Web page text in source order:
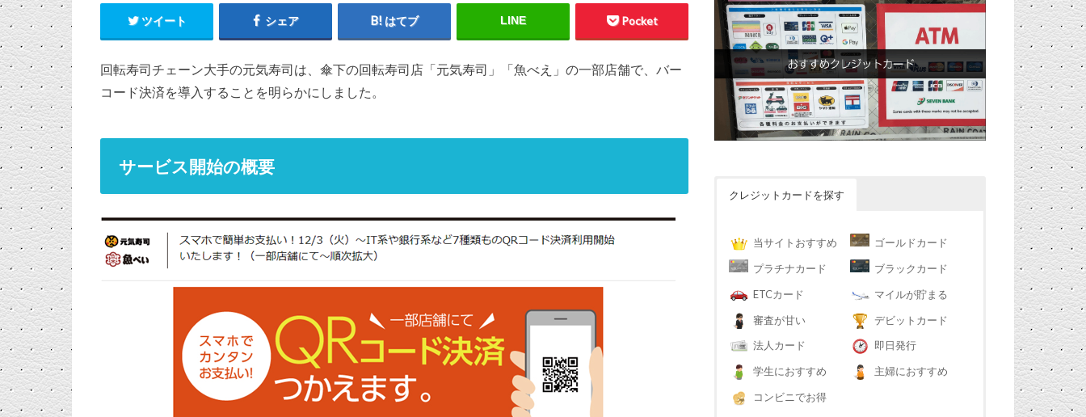
ツイート シェア はてブ LINE Pocket
回転寿司チェーン大手の元気寿司は、傘下の回転寿司店「元気寿司」「魚べえ」の一部店舗で、バー
コード決済を導入することを明らかにしました。
サービス開始の概要
クレジットカードを探す
当サイトおすすめ
ゴールドカード
プラチナカード
ブラックカード
ETCカード
マイルが貯まる
審査が甘い
デビットカード
法人カード
即日発行
学生におすすめ
主婦におすすめ
コンビニでお得